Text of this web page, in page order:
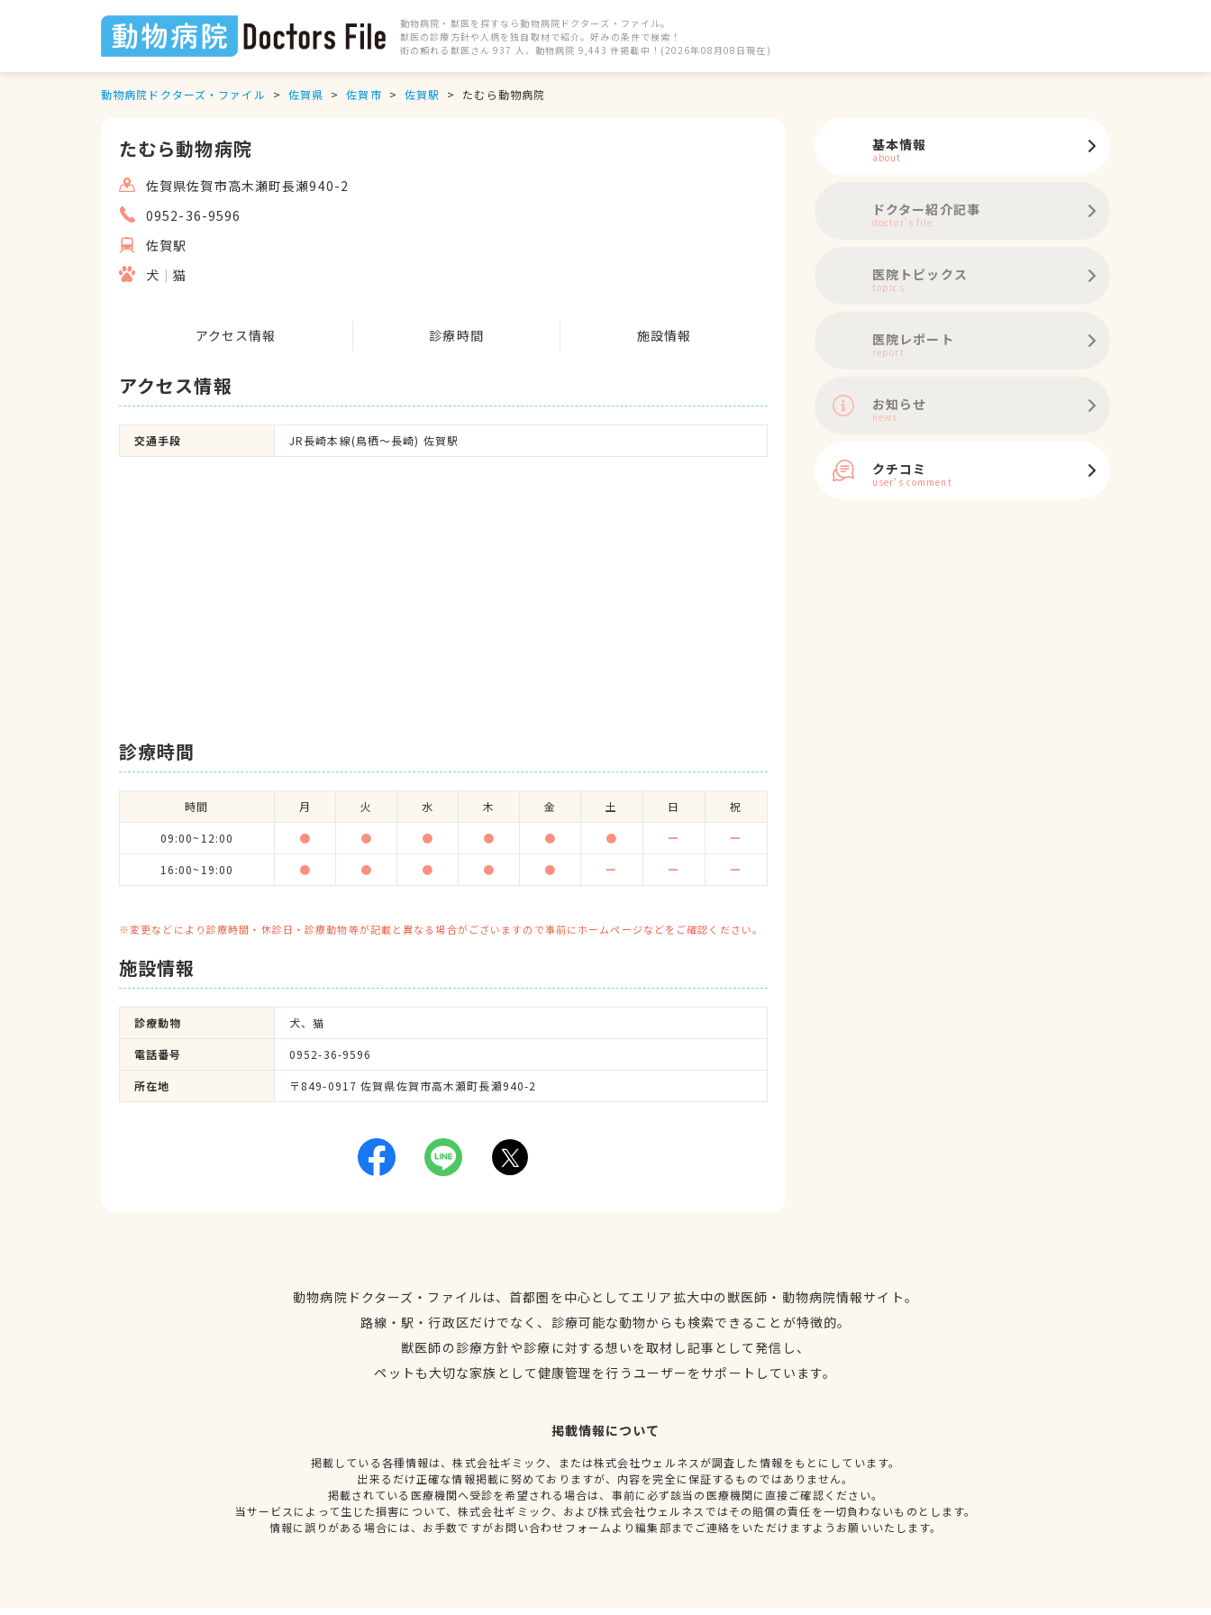
動物病院・獣医を探すなら動物病院ドクターズ・ファイル。
獣医の診療方針や人柄を独自取材で紹介。好みの条件で検索！
街の頼れる獣医さん 937 人、動物病院 9,443 件掲載中！(2026年08月08日現在)
動物病院ドクターズ・ファイル 佐賀県 佐賀市 佐賀駅 たむら動物病院
たむら動物病院
佐賀県佐賀市高木瀬町長瀬940-2
0952-36-9596
佐賀駅
犬
猫
アクセス情報 診療時間 施設情報
アクセス情報
交通手段 JR長崎本線(鳥栖～長崎) 佐賀駅
診療時間
時間 月 火 水 木 金 土 日 祝
09:00~12:00 ● ● ● ● ● ● ー ー
16:00~19:00 ● ● ● ● ● ー ー ー
※変更などにより診療時間・休診日・診療動物等が記載と異なる場合がございますので事前にホームページなどをご確認ください。
施設情報
診療動物 犬、猫
電話番号 0952-36-9596
所在地 〒849-0917 佐賀県佐賀市高木瀬町長瀬940-2
基本情報
about
ドクター紹介記事
doctor's file
医院トピックス
topics
医院レポート
report
お知らせ
news
クチコミ
user's comment
動物病院ドクターズ・ファイルは、首都圏を中心としてエリア拡大中の獣医師・動物病院情報サイト。
路線・駅・行政区だけでなく、診療可能な動物からも検索できることが特徴的。
獣医師の診療方針や診療に対する想いを取材し記事として発信し、
ペットも大切な家族として健康管理を行うユーザーをサポートしています。
掲載情報について
掲載している各種情報は、株式会社ギミック、または株式会社ウェルネスが調査した情報をもとにしています。
出来るだけ正確な情報掲載に努めておりますが、内容を完全に保証するものではありません。
掲載されている医療機関へ受診を希望される場合は、事前に必ず該当の医療機関に直接ご確認ください。
当サービスによって生じた損害について、株式会社ギミック、および株式会社ウェルネスではその賠償の責任を一切負わないものとします。
情報に誤りがある場合には、お手数ですがお問い合わせフォームより編集部までご連絡をいただけますようお願いいたします。